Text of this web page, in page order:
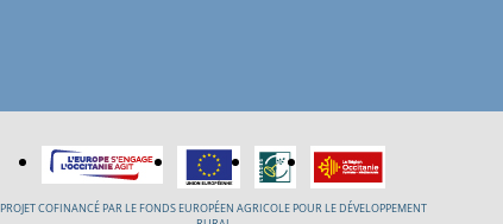
PROJET COFINANCÉ PAR LE FONDS EUROPÉEN AGRICOLE POUR LE DÉVELOPPEMENT